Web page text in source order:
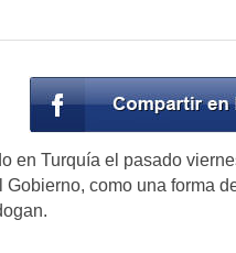
en Turquía el pasado
como una forma